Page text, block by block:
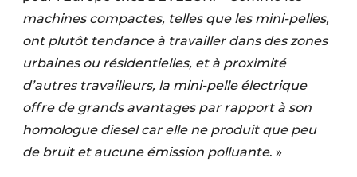
Rénovation
Sécurité incendie
Software
Techniques ferroviaires
machines compactes, telles que les mini-pelles,
ont plutôt tendance à travailler dans des zones
urbaines ou résidentielles, et à proximité
d’autres travailleurs, la mini-pelle électrique
offre de grands avantages par rapport à son
homologue diesel car elle ne produit que peu
de bruit et aucune émission polluante. »